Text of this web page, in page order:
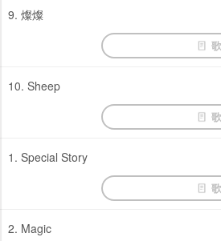
9. 燦燦
10. Sheep
1. Special Story
2. Magic